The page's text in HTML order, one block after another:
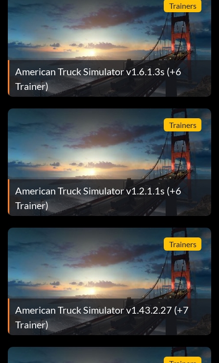
Trainers
American Truck Simulator v1.6.1.3s (+6
Trainer)
Trainers
American Truck Simulator v1.2.1.1s (+6
Trainer)
Trainers
American Truck Simulator v1.43.2.27 (+7
Trainer)